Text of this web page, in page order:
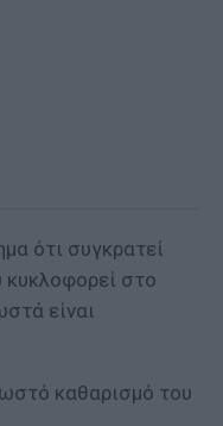
ότι συγκρατεί
κυκλοφορεί στο
είναι
καθαρισμό του